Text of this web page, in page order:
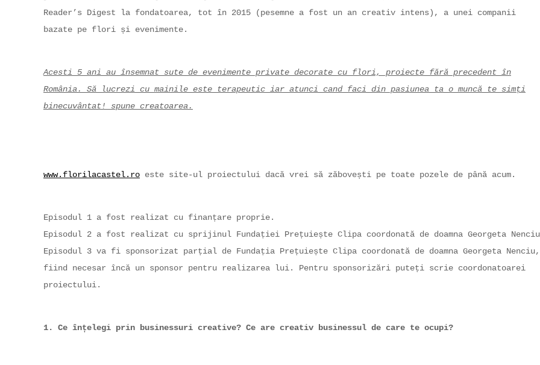
Reader’s Digest la fondatoarea, tot în 2015 (pesemne a fost un an creativ intens), a unei companii
bazate pe flori și evenimente.
Acesti 5 ani au însemnat sute de evenimente private decorate cu flori, proiecte fără precedent în
România. Să lucrezi cu mainile este terapeutic iar atunci cand faci din pasiunea ta o muncă te simți
binecuvântat! spune creatoarea.
www.florilacastel.ro este site-ul proiectului dacă vrei să zăbovești pe toate pozele de până acum.
Episodul 1 a fost realizat cu finanțare proprie.
Episodul 2 a fost realizat cu sprijinul Fundației Prețuiește Clipa coordonată de doamna Georgeta Nenciu
Episodul 3 va fi sponsorizat parțial de Fundația Prețuiește Clipa coordonată de doamna Georgeta Nenciu,
fiind necesar încă un sponsor pentru realizarea lui. Pentru sponsorizări puteți scrie coordonatoarei
proiectului.
1. Ce înțelegi prin businessuri creative? Ce are creativ businessul de care te ocupi?